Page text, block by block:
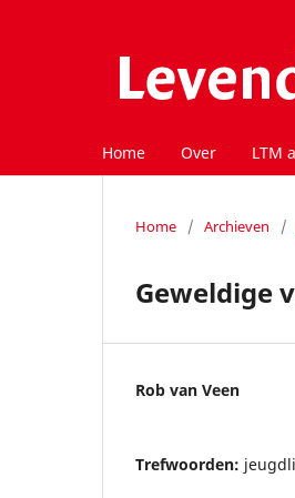
Home Over LTM
Home / Archieven /
Geweldige
Rob van Veen
Trefwoorden: